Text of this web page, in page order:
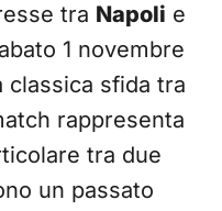
tra Napoli e
1 novembre
classica sfida tra
rappresenta
tra due
un passato